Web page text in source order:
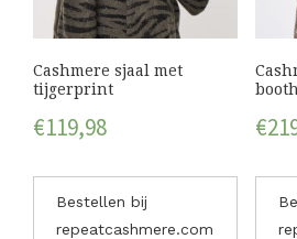
Cashmere sjaal met
tijgerprint
€119,98
Bestellen bij
repeatcashmere.com
€